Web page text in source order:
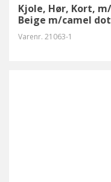
Kjole, Hør, Kort,
Beige m/camel dot
Varenr. 21063-1